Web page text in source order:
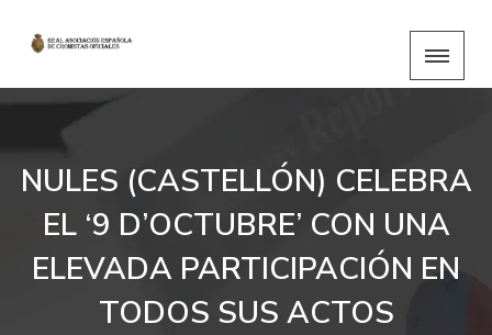
NULES (CASTELLÓN) CELEBRA
EL ‘9 D’OCTUBRE’ CON UNA
ELEVADA PARTICIPACIÓN EN
TODOS SUS ACTOS